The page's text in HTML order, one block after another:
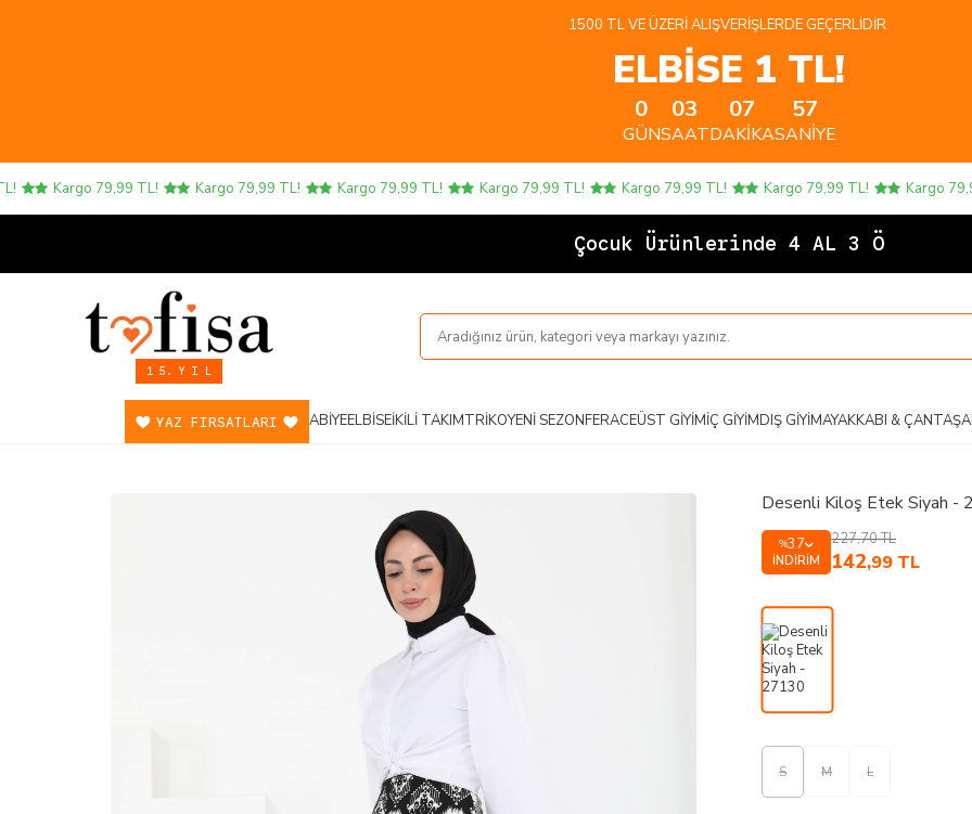
1500 TL VE ÜZERI ALIŞVERIŞLERDE GEÇERLIDIR.
ELBİSE 1 TL!
0
GÜN
03
SAAT
07
DAKIKA
57
SANIYE
Kargo 79,99 TL! Kargo 79,99 TL! Kargo 79,99 TL! Kargo 79,99 TL! Kargo 79,99 TL! Kargo 79,99 TL! Kargo 79,99
Çocuk Ürünlerinde 4 AL 3 ÖDE!
1 5. Y I L
YAZ FIRSATLARI ABIYEELBISEİKILI TAKIMTRIKOYENI SEZONFERACEÜST GIYIMİÇ GIYIMDIŞ GIYIMAYAKKABI & ÇANTA
Desenli Kiloş Etek Siyah -
%37
İNDIRIM
227,70TL
142,99 TL
S M L